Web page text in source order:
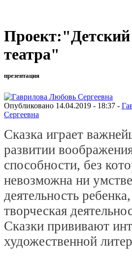
театра"
презентация
Опубликовано 14.04.2019 - 18:37 -
Сергеевна
Сказка играет
развитии
способности, без
невозможна ни
деятельность
творческая
Сказки прививают
художественной